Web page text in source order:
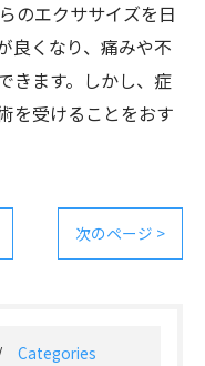
のエクササイズを日
良くなり、痛みや不
きます。しかし、症
を受けることをおす
次のページ >
Categories